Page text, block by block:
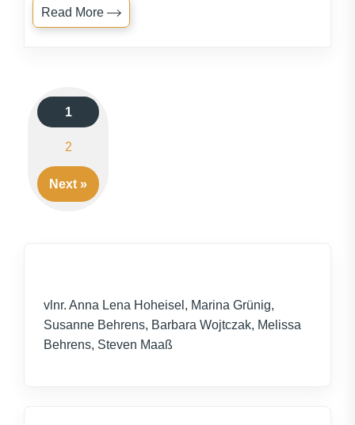
Read More
1
2
Next »
vlnr. Anna Lena Hoheisel, Marina Grünig,
Susanne Behrens, Barbara Wojtczak, Melissa
Behrens, Steven Maaß